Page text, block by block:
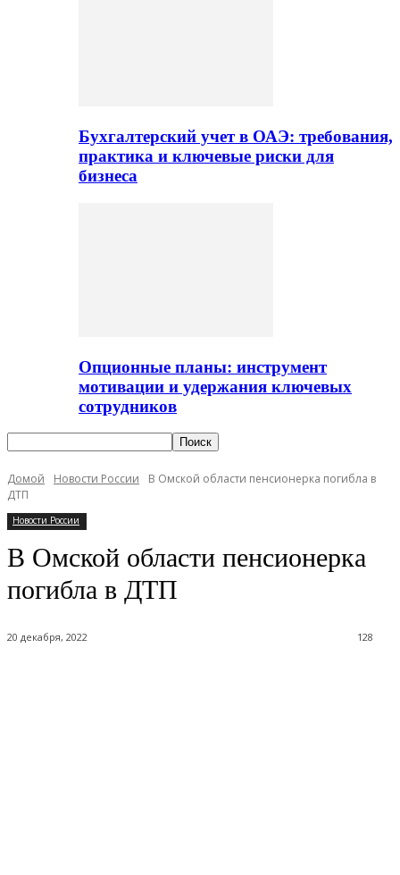
Бухгалтерский учет в ОАЭ: требования,
практика и ключевые риски для
бизнеса
Опционные планы: инструмент
мотивации и удержания ключевых
сотрудников
Домой Новости России
В Омской области пенсионерка погибла в
ДТП
Новости России
В Омской области пенсионерка
погибла в ДТП
20 декабря, 2022 128